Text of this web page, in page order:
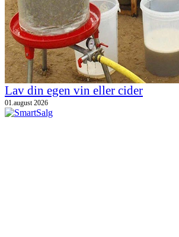
Lav din egen vin eller cider
01.august 2026